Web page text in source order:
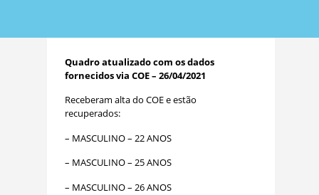
Quadro atualizado com os dados
fornecidos via COE – 26/04/2021
Receberam alta do COE e estão
recuperados:
– MASCULINO – 22 ANOS
– MASCULINO – 25 ANOS
– MASCULINO – 26 ANOS